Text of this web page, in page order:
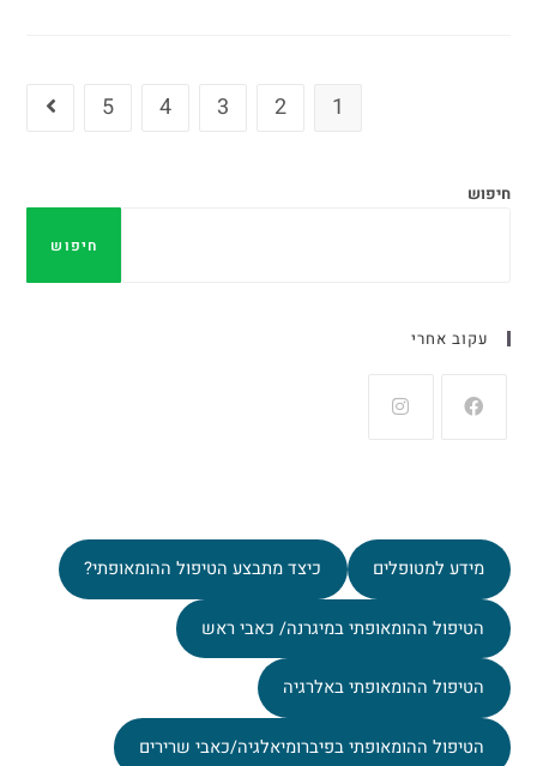
1
2
3
4
5
חיפוש
חיפוש
עקוב אחרי
מידע למטופלים כיצד מתבצע הטיפול ההומאופתי?
הטיפול ההומאופתי במיגרנה/ כאבי ראש
הטיפול ההומאופתי באלרגיה
הטיפול ההומאופתי בפיברומיאלגיה/כאבי שרירים